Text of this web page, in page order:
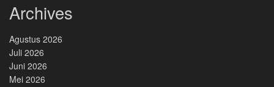
Archives
Agustus 2026
Juli 2026
Juni 2026
Mei 2026